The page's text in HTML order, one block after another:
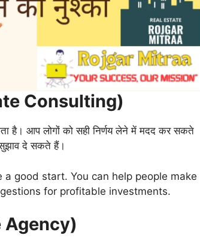
Consulting)
है। आप लोगों को सही निर्णय लेने में मदद कर सकते
दे सकते हैं।
good start. You can help people make
for profitable investments.
Agency)